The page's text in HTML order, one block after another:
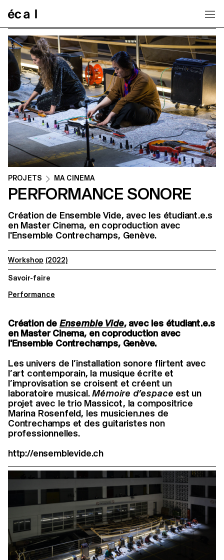
PROJETS MA CINEMA
PERFORMANCE SONORE
Création de Ensemble Vide, avec les étudiant.e.s
en Master Cinema, en coproduction avec
l'Ensemble Contrechamps, Genève.
Workshop (2022)
Savoir-faire
Performance
Création de Ensemble Vide, avec les étudiant.e.s
en Master Cinema, en coproduction avec
l'Ensemble Contrechamps, Genève.
Les univers de l’installation sonore flirtent avec
l’art contemporain, la musique écrite et
l’improvisation se croisent et créent un
laboratoire musical.Mémoire d’espace est un
projet avec le trio Massicot, la compositrice
Marina Rosenfeld, les musicien.nes de
Contrechamps et des guitaristes non
professionnelles.
http://ensemblevide.ch